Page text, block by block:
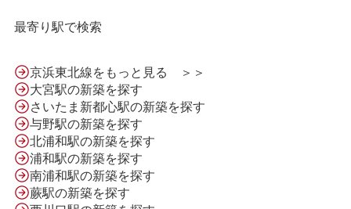
最寄り駅で検索
京浜東北線をもっと見る ＞＞
大宮駅の新築を探す
さいたま新都心駅の新築を探す
与野駅の新築を探す
北浦和駅の新築を探す
浦和駅の新築を探す
南浦和駅の新築を探す
蕨駅の新築を探す